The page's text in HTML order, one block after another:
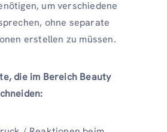
um verschiedene
ohne separate
erstellen zu müssen.
die im Bereich Beauty